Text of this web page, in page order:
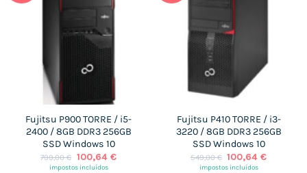
Fujitsu P900 TORRE / i5-
2400 / 8GB DDR3 256GB
SSD Windows 10
799,00€ O
preço
100,64 €O
impostos incluídos
Fujitsu P410 TORRE / i3-
3220 / 8GB DDR3 256GB
SSD Windows 10
549,00€ O
preço
100,64€O
impostos incluídos